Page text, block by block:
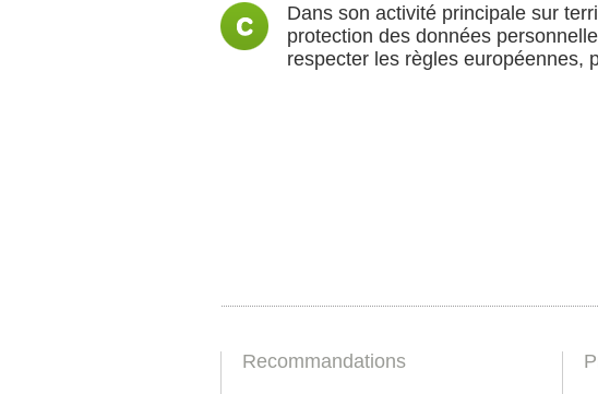
Dans son activité principale sur
protection des données
respecter les règles européennes,
Recommandations